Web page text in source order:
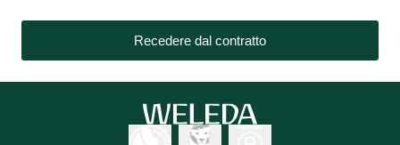
Recedere dal contratto